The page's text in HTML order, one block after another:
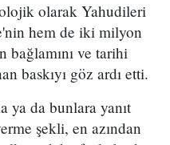
olarak Yahudileri
hem de iki milyon
bağlamını ve tarihi
baskıyı göz ardı etti.
ya da bunlara yanıt
şekli, en azından